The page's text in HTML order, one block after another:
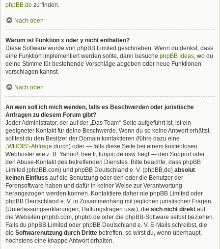
phpBB.de zu finden.
Nach oben
Warum ist Funktion x oder y nicht enthalten?
Diese Software wurde von phpBB Limited geschrieben. Wenn du denkst, dass
eine Funktion implementiert werden sollte, dann besuche phpBB Ideas, wo du
deine Stimme für bestehende Vorschläge abgeben oder neue Funktionen
vorschlagen kannst.
Nach oben
An wen soll ich mich wenden, falls es Beschwerden oder juristische
Anfragen zu diesem Forum gibt?
Jeder Administrator, der auf der „Das Team“-Seite aufgeführt ist, ist ein
geeigneter Kontakt für deine Beschwerde. Wenn du so keine Antwort erhältst,
solltest du den Besitzer der Domain kontaktieren (führe dazu eine
„WHOIS“-Abfrage durch) oder — falls diese Seite bei einem kostenlosen
Webhoster wie z. B. Yahoo!, free.fr, funpic.de usw. liegt — den Support oder
den Abuse-Kontakt des betreffenden Dienstes. Bitte beachte, dass phpBB
Limited (phpBB.com) und phpBB Deutschland e. V. (phpBB.de) absolut
keinen Einfluss auf die Benutzung oder den oder die Benutzer der
Forensoftware haben und dafür in keiner Weise zur Verantwortung
herangezogen werden können. Kontaktiere daher nie phpBB Limited oder
phpBB Deutschland e. V. in Zusammenhang mit jeglichen juristischen Fragen
(Unterlassungserklärungen, Haftungsfragen usw.), die sich nicht direkt auf
die Websiten phpbb.com, phpbb.de oder die phpBB-Software selbst beziehen.
Falls du phpBB Limited oder phpBB Deutschland e. V. E-Mails schreibst, die
die Softwarenutzung durch Dritte betreffen, so wirst du, wenn überhaupt,
höchstens eine knappe Antwort erhalten.